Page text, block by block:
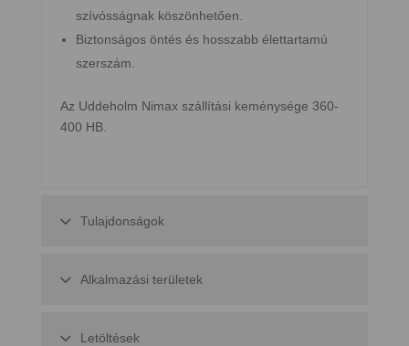
szívósságnak köszönhetően.
Biztonságos öntés és hosszabb élettartamú
szerszám.
Az Uddeholm Nimax szállítási keménysége 360-
400 HB.
Tulajdonságok
Alkalmazási területek
Letöltések